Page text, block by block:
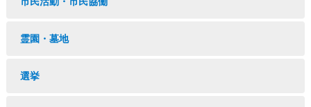
霊園・墓地
選挙